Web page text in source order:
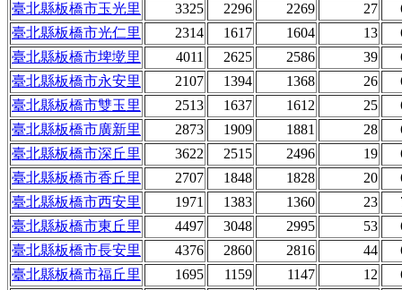
臺北縣板橋市玉光里
3325 2296 2269 27
臺北縣板橋市光仁里
2314 1617 1604 13
臺北縣板橋市埤墘里
4011 2625 2586 39
臺北縣板橋市永安里
2107 1394 1368 26
臺北縣板橋市雙玉里
2513 1637 1612 25
臺北縣板橋市廣新里
2873 1909 1881 28
臺北縣板橋市深丘里
3622 2515 2496 19
臺北縣板橋市香丘里
2707 1848 1828 20
臺北縣板橋市西安里
1971 1383 1360 23
臺北縣板橋市東丘里
4497 3048 2995 53
臺北縣板橋市長安里
4376 2860 2816 44
臺北縣板橋市福丘里
1695 1159 1147 12